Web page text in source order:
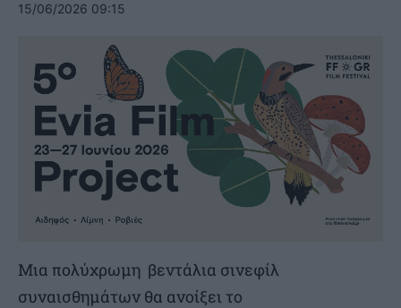
15/06/2026 09:15
Μια πολύχρωμη βεντάλια σινεφίλ
συναισθημάτων θα ανοίξει το